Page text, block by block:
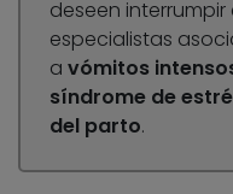
deseen interrumpir
especialistas
a vómitos
síndrome de
del parto.